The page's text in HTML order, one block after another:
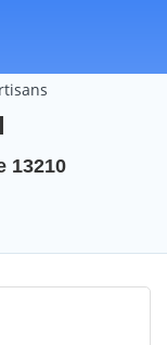
13210